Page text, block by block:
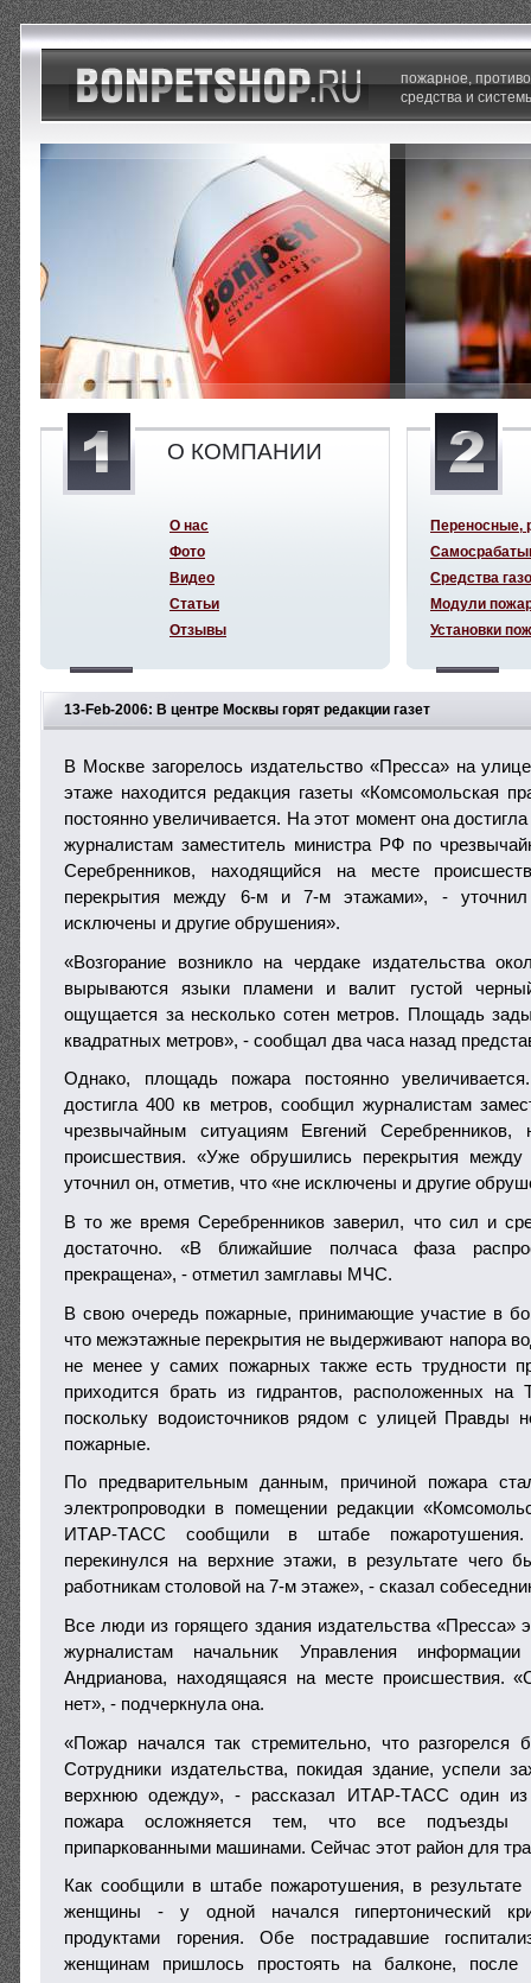
13-Feb-2006: В центре Москвы горят редакции газет
В Москве загорелось издательство «Пресса» на
этаже находится редакция газеты «Комсомольская
постоянно увеличивается. На этот момент она
журналистам заместитель министра РФ по
Серебренников, находящийся на месте
перекрытия между 6-м и 7-м этажами», -
исключены и другие обрушения».
«Возгорание возникло на чердаке издательства
вырываются языки пламени и валит густой
ощущается за несколько сотен метров. Площадь
квадратных метров», - сообщал два часа назад
Однако, площадь пожара постоянно
достигла 400 кв метров, сообщил журналистам
чрезвычайным ситуациям Евгений
происшествия. «Уже обрушились перекрытия
уточнил он, отметив, что «не исключены и другие
В то же время Серебренников заверил, что сил и
достаточно. «В ближайшие полчаса фаза
прекращена», - отметил замглавы МЧС.
В свою очередь пожарные, принимающие участие в
что межэтажные перекрытия не выдерживают напора
не менее у самих пожарных также есть трудности
приходится брать из гидрантов, расположенных на
поскольку водоисточников рядом с улицей Правды
пожарные.
По предварительным данным, причиной пожара
электропроводки в помещении редакции
ИТАР-ТАСС сообщили в штабе пожаротушения.
перекинулся на верхние этажи, в результате чего
работникам столовой на 7-м этаже», - сказал
Все люди из горящего здания издательства «Пресса»
журналистам начальник Управления
Андрианова, находящаяся на месте происшествия.
нет», - подчеркнула она.
«Пожар начался так стремительно, что разгорелся
Сотрудники издательства, покидая здание, успели
верхнюю одежду», - рассказал ИТАР-ТАСС один из
пожара осложняется тем, что все подъезды
припаркованными машинами. Сейчас этот район для
Как сообщили в штабе пожаротушения, в результате
женщины - у одной начался гипертонический
продуктами горения. Обе пострадавшие
женщинам пришлось простоять на балконе, после
пожарное,
средства и
О КОМПАНИИ
О нас
Фото
Видео
Статьи
Отзывы
Переносные,
Средства
Модули
Установки